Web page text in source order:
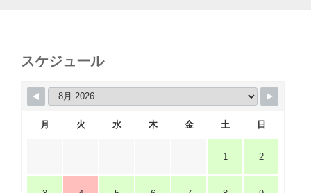
スケジュール
月 火 水 木 金 土 日
1 2